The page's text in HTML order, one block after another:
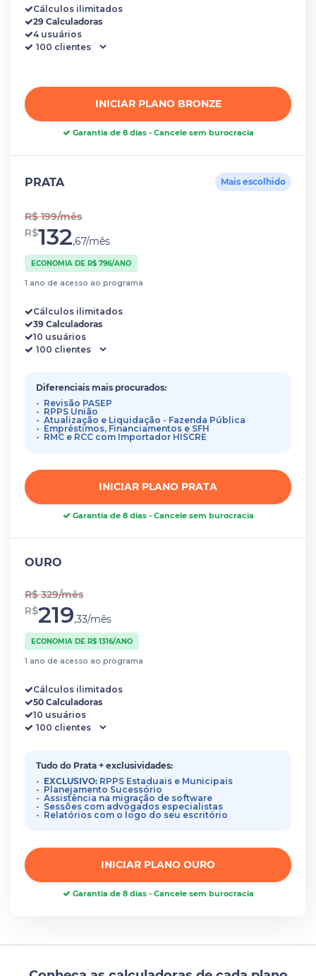
Cálculos ilimitados
29 Calculadoras
4 usuários
INICIAR PLANO BRONZE
Garantia de 8 dias - Cancele sem burocracia
PRATA Mais escolhido
R$ 199/mês
R$132,67/mês
ECONOMIA DE R$ 796/ANO
1 ano de acesso ao programa
Cálculos ilimitados
39 Calculadoras
10 usuários
Diferenciais mais procurados:
Revisão PASEP
RPPS União
Atualização e Liquidação - Fazenda Pública
Empréstimos, Financiamentos e SFH
RMC e RCC com Importador HISCRE
INICIAR PLANO PRATA
Garantia de 8 dias - Cancele sem burocracia
OURO
R$ 329/mês
R$219,33/mês
ECONOMIA DE R$ 1316/ANO
1 ano de acesso ao programa
Cálculos ilimitados
50 Calculadoras
10 usuários
Tudo do Prata + exclusividades:
EXCLUSIVO: RPPS Estaduais e Municipais
Planejamento Sucessório
Assistência na migração de software
Sessões com advogados especialistas
Relatórios com o logo do seu escritório
INICIAR PLANO OURO
Garantia de 8 dias - Cancele sem burocracia